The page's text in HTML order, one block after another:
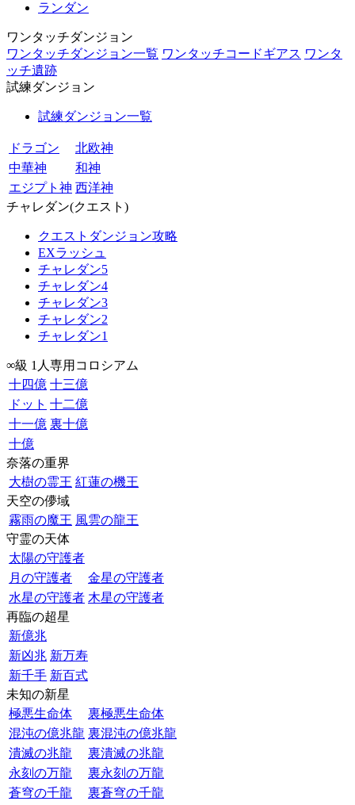
ランダン
ワンタッチダンジョン
ワンタッチダンジョン一覧 ワンタッチコードギアス ワンタ
ッチ遺跡
試練ダンジョン
試練ダンジョン一覧
ドラゴン
北欧神
中華神
和神
エジプト神 西洋神
チャレダン(クエスト)
クエストダンジョン攻略
EXラッシュ
チャレダン5
チャレダン4
チャレダン3
チャレダン2
チャレダン1
∞級 1人専用コロシアム
十四億 十三億
ドット 十二億
十一億 裏十億
十億
奈落の重界
大樹の霊王 紅蓮の機王
天空の儚域
霧雨の魔王 風雲の龍王
守霊の天体
太陽の守護者
月の守護者
金星の守護者
水星の守護者 木星の守護者
再臨の超星
新億兆
新凶兆 新万寿
新千手 新百式
未知の新星
極悪生命体
裏極悪生命体
混沌の億兆龍 裏混沌の億兆龍
潰滅の兆龍
裏潰滅の兆龍
永刻の万龍
裏永刻の万龍
蒼穹の千龍
裏蒼穹の千龍